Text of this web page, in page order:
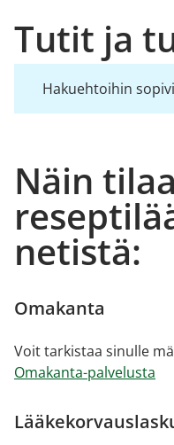
Tutit ja
Hakuehtoihin
Näin
netistä:
Omakanta
Voit tarkistaa sinulle
Omakanta-palvelusta